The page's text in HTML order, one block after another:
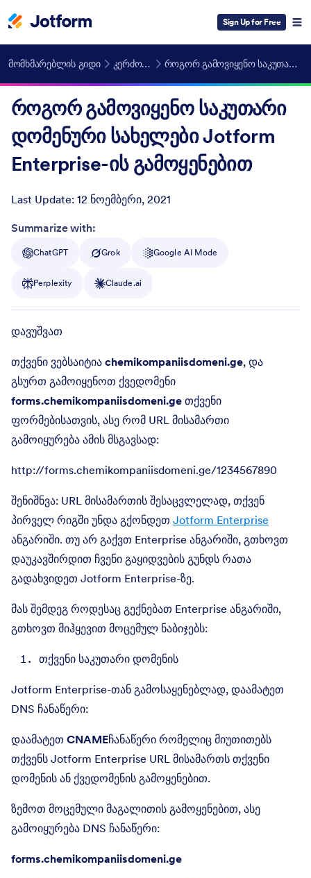
Sign Up for Free
მომხმარებლის გიდი კერძო დომენური სახელები როგორ გამოვიყენო საკუთარი დომენური სახელები Jotform Enterprise-ის გამოყენებით
როგორ გამოვიყენო საკუთარი
დომენური სახელები Jotform
Enterprise-ის გამოყენებით
Last Update: 12 ნოემბერი, 2021
Post ID
Summarize with:
ChatGPT Grok Google AI Mode
Perplexity Claude.ai
დავუშვათ
თქვენი ვებსაიტია chemikompaniisdomeni.ge, და
გსურთ გამოიყენოთ ქვედომენი
forms.chemikompaniisdomeni.ge თქვენი
ფორმებისათვის, ასე რომ URL მისამართი
გამოიყურება ამის მსგავსად:
http://forms.chemikompaniisdomeni.ge/1234567890
შენიშნვა: URL მისამართის შესაცვლელად, თქვენ
პირველ რიგში უნდა გქონდეთ Jotform Enterprise
ანგარიში. თუ არ გაქვთ Enterprise ანგარიში, გთხოვთ
დაუკავშირდით ჩვენი გაყიდვების გუნდს რათა
გადახვიდეთ Jotform Enterprise-ზე.
მას შემდეგ როდესაც გექნებათ Enterprise ანგარიში,
გთხოვთ მიჰყევით მოცემულ ნაბიჯებს:
თქვენი საკუთარი დომენის
Jotform Enterprise-თან გამოსაყენებლად, დაამატეთ
DNS ჩანაწერი:
დაამატეთ CNAMEჩანაწერი რომელიც მიუთითებს
თქვენს Jotform Enterprise URL მისამართს თქვენი
დომენის ან ქვედომენის გამოყენებით.
ზემოთ მოცემული მაგალითის გამოყენებით, ასე
გამოიყურება DNS ჩანაწერი:
forms.chemikompaniisdomeni.ge